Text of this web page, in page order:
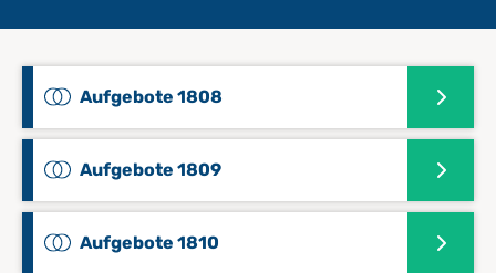
Aufgebote 1808
Aufgebote 1809
Aufgebote 1810